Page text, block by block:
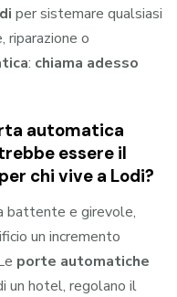
per sistemare qualsiasi
riparazione o
: chiama adesso
automatica
essere il
chi vive a Lodi?
battente e girevole,
un incremento
porte automatiche
un hotel, regolano il